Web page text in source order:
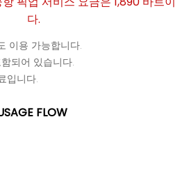
다.
이용 가능합니다.
되어 있습니다.
입니다.
FLOW